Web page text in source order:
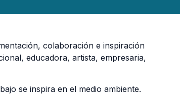
colaboración e inspiración
educadora, artista, empresaria,
se inspira en el medio ambiente.